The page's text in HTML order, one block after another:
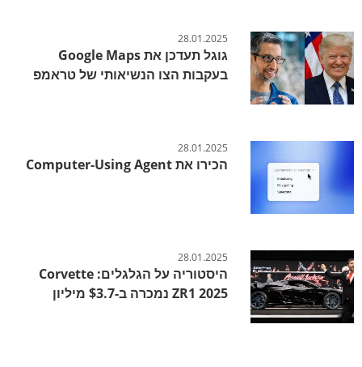
28.01.2025
גוגל תעדכן את Google Maps
בעקבות הצו הנשיאותי של טראמפ
28.01.2025
הכירו את Computer-Using Agent
28.01.2025
היסטוריה על הגלגלים: Corvette
ZR1 2025 נמכרה ב-$3.7 מיליון